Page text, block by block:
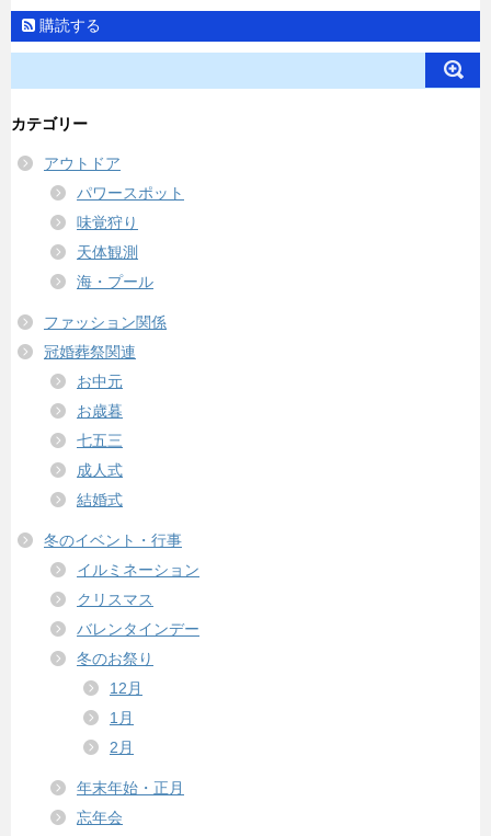
購読する
カテゴリー
アウトドア
パワースポット
味覚狩り
天体観測
海・プール
ファッション関係
冠婚葬祭関連
お中元
お歳暮
七五三
成人式
結婚式
冬のイベント・行事
イルミネーション
クリスマス
バレンタインデー
冬のお祭り
12月
1月
2月
年末年始・正月
忘年会